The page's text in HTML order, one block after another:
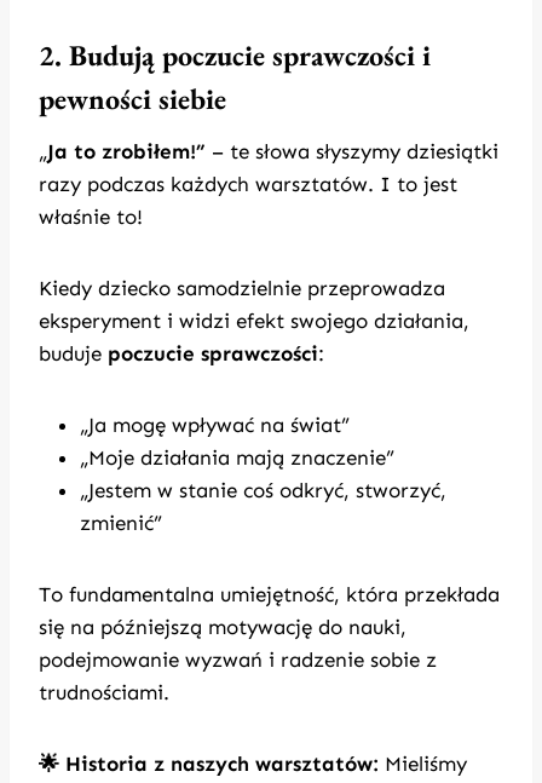
2. Budują poczucie sprawczości i
pewności siebie
„Ja to zrobiłem!” – te słowa słyszymy dziesiątki
razy podczas każdych warsztatów. I to jest
właśnie to!
Kiedy dziecko samodzielnie przeprowadza
eksperyment i widzi efekt swojego działania,
buduje poczucie sprawczości:
„Ja mogę wpływać na świat”
„Moje działania mają znaczenie”
„Jestem w stanie coś odkryć, stworzyć,
zmienić”
To fundamentalna umiejętność, która przekłada
się na późniejszą motywację do nauki,
podejmowanie wyzwań i radzenie sobie z
trudnościami.
🌟 Historia z naszych warsztatów: Mieliśmy